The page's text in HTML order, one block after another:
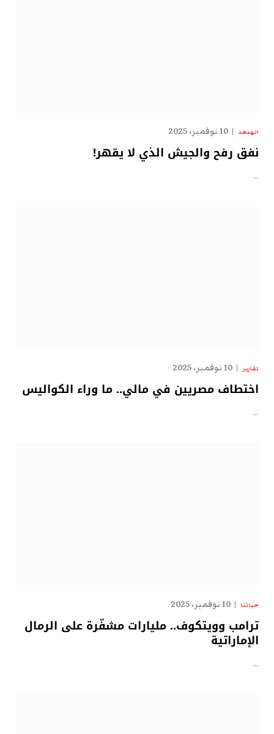
الهدهد 10 نوفمبر، 2025
نفق رفح والجيش الذي لا يقهر!
…
تقارير 10 نوفمبر، 2025
اختطاف مصريين في مالي.. ما وراء الكواليس
…
حياتنا 10 نوفمبر، 2025
ترامب وويتكوف.. مليارات مشفّرة على الرمال
الإماراتية
…